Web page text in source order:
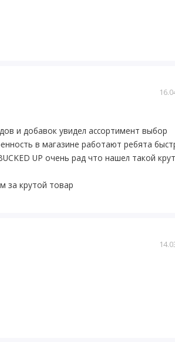
и добавок увидел ассортимент выбор
в магазине работают ребята
UP очень рад что нашел такой
за крутой товар